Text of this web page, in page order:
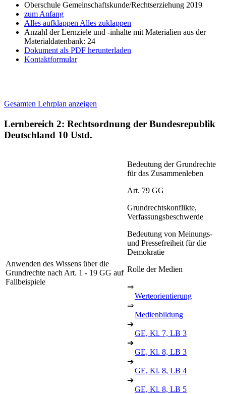
Oberschule Gemeinschaftskunde/Rechtserziehung 2019
zum Anfang
Alles aufklappen Alles zuklappen
Anzahl der Lernziele und -inhalte mit Materialien aus der
Materialdatenbank: 24
Dokument als PDF herunterladen
Kontaktformular
Gesamten Lehrplan anzeigen
Lernbereich 2: Rechtsordnung der Bundesrepublik
Deutschland 10 Ustd.
Anwenden des Wissens über die
Grundrechte nach Art. 1 - 19 GG auf
Fallbeispiele
Bedeutung der Grundrechte
für das Zusammenleben
Art. 79 GG
Grundrechtskonflikte,
Verfassungsbeschwerde
Bedeutung von Meinungs-
und Pressefreiheit für die
Demokratie
Rolle der Medien
⇒
Werteorientierung
⇒
Medienbildung
➔
GE, Kl. 7, LB 3
➔
GE, Kl. 8, LB 3
➔
GE, Kl. 8, LB 4
➔
GE, Kl. 8, LB 5